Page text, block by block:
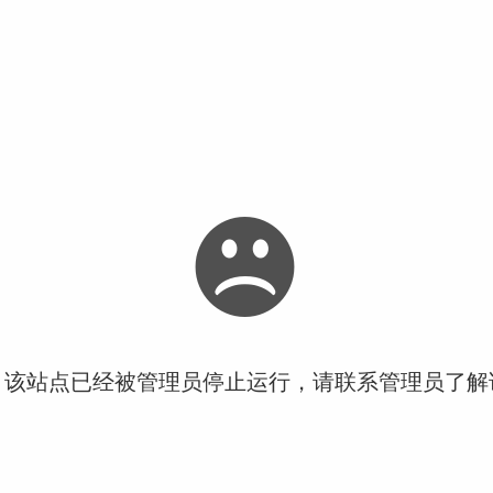
站点已经被管理员停止运行，请联系管理员了